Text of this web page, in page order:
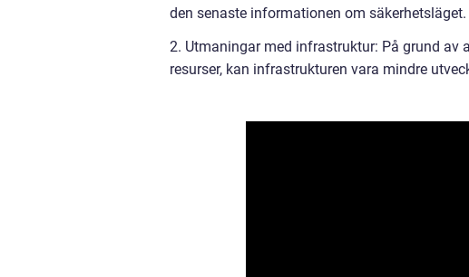
den senaste informationen om säkerhetsläget.
2. Utmaningar med infrastruktur: På grund
resurser, kan infrastrukturen vara mindre